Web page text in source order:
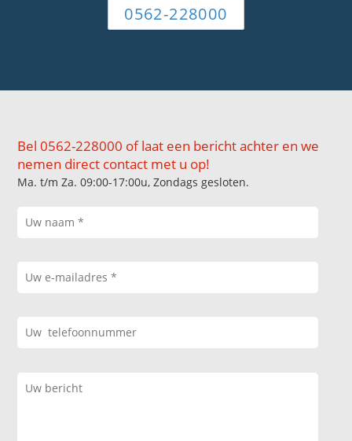
0562-228000
Bel 0562-228000 of laat een bericht achter en we
nemen direct contact met u op!
Ma. t/m Za. 09:00-17:00u, Zondags gesloten.